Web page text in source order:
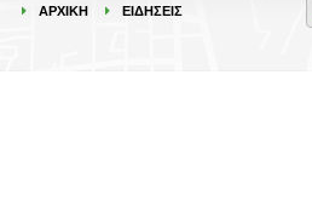
ΑΡΧΙΚΉ ΕΙΔΉΣΕΙΣ